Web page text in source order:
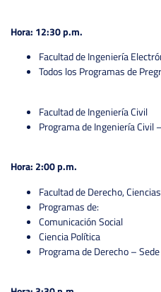
Hora: 12:30 p.m.
Facultad de Ingeniería
Todos los Programas de
Facultad de Ingeniería Civil
Programa de Ingeniería Civil
Hora: 2:00 p.m.
Facultad de Derecho,
Programas de:
Comunicación Social
Ciencia Política
Programa de Derecho –